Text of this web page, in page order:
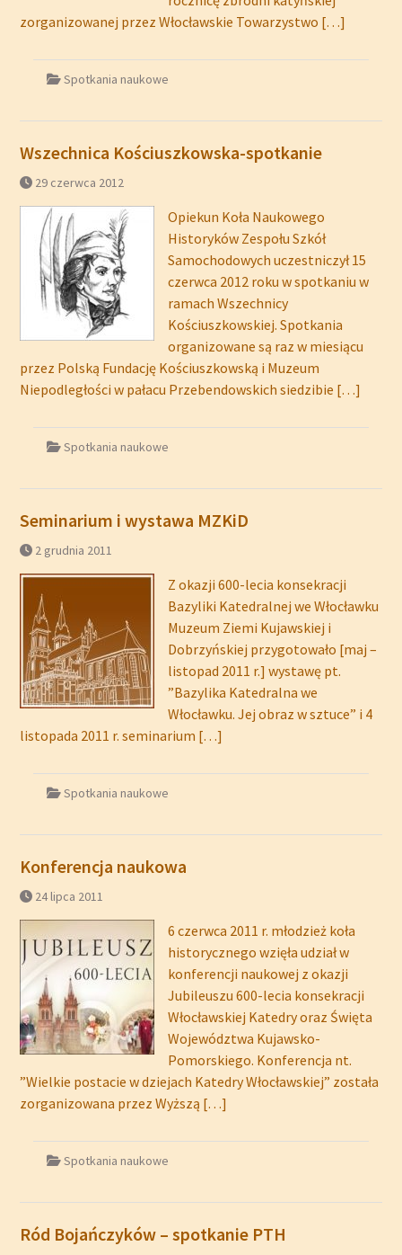
zorganizowanej przez Włocławskie Towarzystwo […]
Spotkania naukowe
Wszechnica Kościuszkowska-spotkanie
29 czerwca 2012
Opiekun Koła Naukowego
Historyków Zespołu Szkół
Samochodowych uczestniczył 15
czerwca 2012 roku w spotkaniu w
ramach Wszechnicy
Kościuszkowskiej. Spotkania
organizowane są raz w miesiącu
przez Polską Fundację Kościuszkowską i Muzeum
Niepodległości w pałacu Przebendowskich siedzibie […]
Spotkania naukowe
Seminarium i wystawa MZKiD
2 grudnia 2011
Z okazji 600-lecia konsekracji
Bazyliki Katedralnej we Włocławku
Muzeum Ziemi Kujawskiej i
Dobrzyńskiej przygotowało [maj –
listopad 2011 r.] wystawę pt.
”Bazylika Katedralna we
Włocławku. Jej obraz w sztuce” i 4
listopada 2011 r. seminarium […]
Spotkania naukowe
Konferencja naukowa
24 lipca 2011
6 czerwca 2011 r. młodzież koła
historycznego wzięła udział w
konferencji naukowej z okazji
Jubileuszu 600-lecia konsekracji
Włocławskiej Katedry oraz Święta
Województwa Kujawsko-
Pomorskiego. Konferencja nt.
”Wielkie postacie w dziejach Katedry Włocławskiej” została
zorganizowana przez Wyższą […]
Spotkania naukowe
Ród Bojańczyków – spotkanie PTH